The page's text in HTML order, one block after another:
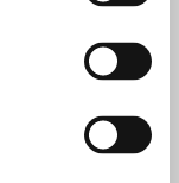
pline
Florescu sunt
lui Florescu
primitori și